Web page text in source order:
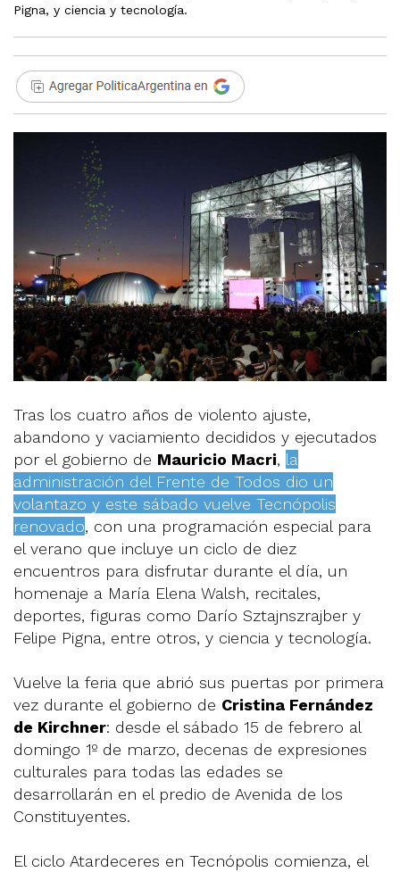
Pigna, y ciencia y tecnología.
Tras los cuatro años de violento ajuste,
abandono y vaciamiento decididos y ejecutados
por el gobierno de Mauricio Macri, la
administración del Frente de Todos dio un
volantazo y este sábado vuelve Tecnópolis
renovado, con una programación especial para
el verano que incluye un ciclo de diez
encuentros para disfrutar durante el día, un
homenaje a María Elena Walsh, recitales,
deportes, figuras como Darío Sztajnszrajber y
Felipe Pigna, entre otros, y ciencia y tecnología.
Vuelve la feria que abrió sus puertas por primera
vez durante el gobierno de Cristina Fernández
de Kirchner: desde el sábado 15 de febrero al
domingo 1º de marzo, decenas de expresiones
culturales para todas las edades se
desarrollarán en el predio de Avenida de los
Constituyentes.
El ciclo Atardeceres en Tecnópolis comienza, el